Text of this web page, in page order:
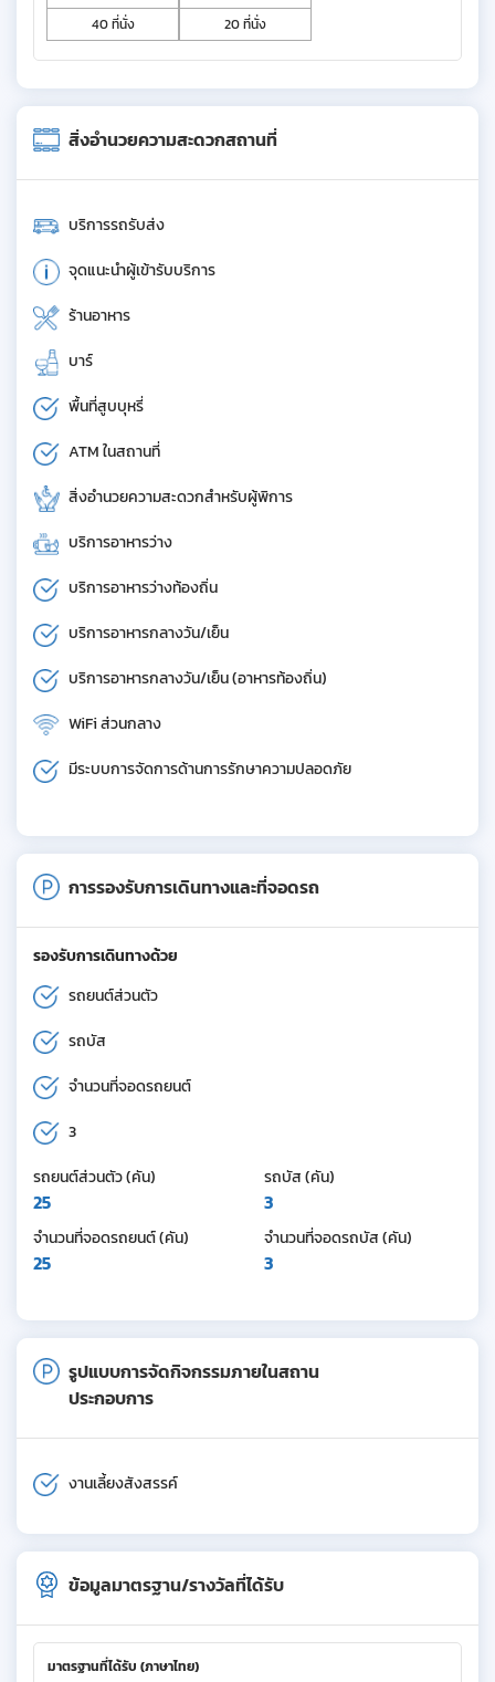
40 ที่นั่ง 20 ที่นั่ง
สิ่งอำนวยความสะดวกสถานที่
บริการรถรับส่ง
จุดแนะนำผู้เข้ารับบริการ
ร้านอาหาร
บาร์
พื้นที่สูบบุหรี่
ATM ในสถานที่
สิ่งอำนวยความสะดวกสำหรับผู้พิการ
บริการอาหารว่าง
บริการอาหารว่างท้องถิ่น
บริการอาหารกลางวัน/เย็น
บริการอาหารกลางวัน/เย็น (อาหารท้องถิ่น)
WiFi ส่วนกลาง
มีระบบการจัดการด้านการรักษาความปลอดภัย
การรองรับการเดินทางและที่จอดรถ
รองรับการเดินทางด้วย
รถยนต์ส่วนตัว
รถบัส
จำนวนที่จอดรถยนต์
3
รถยนต์ส่วนตัว (คัน)
25
รถบัส (คัน)
3
จำนวนที่จอดรถยนต์ (คัน)
25
จำนวนที่จอดรถบัส (คัน)
3
รูปแบบการจัดกิจกรรมภายในสถาน
ประกอบการ
งานเลี้ยงสังสรรค์
ข้อมูลมาตรฐาน/รางวัลที่ได้รับ
มาตรฐานที่ได้รับ (ภาษาไทย)